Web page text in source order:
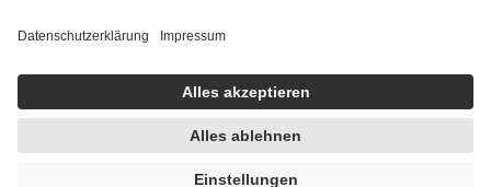
getroffen, um sicherzustellen, dass es sich um echte Bewertungen
https://help.etrusted.com/hc/de/articles/4419944605341
Einige Bilder und Inhalte wurden unter Zuhilfenahme künstlicher